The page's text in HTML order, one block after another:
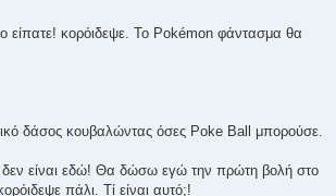
είπατε! κορόιδεψε. Το Pokémon φάντασμα θα
δάσος κουβαλώντας όσες Poke Ball μπορούσε.
δεν είναι εδώ! Θα δώσω εγώ την πρώτη βολή στο
πάλι. Τί είναι αυτό;!